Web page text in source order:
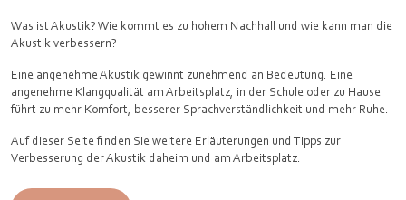
Was ist Akustik? Wie kommt es zu hohem Nachhall und wie kann man die
Akustik verbessern?
Eine angenehme Akustik gewinnt zunehmend an Bedeutung. Eine
angenehme Klangqualität am Arbeitsplatz, in der Schule oder zu Hause
führt zu mehr Komfort, besserer Sprachverständlichkeit und mehr Ruhe.
Auf dieser Seite finden Sie weitere Erläuterungen und Tipps zur
Verbesserung der Akustik daheim und am Arbeitsplatz.